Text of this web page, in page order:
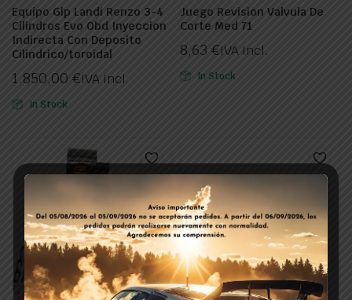
Equipo Glp Landi Renzo 3-4
Cilindros Evo Obd Inyeccion
Indirecta Con Deposito
Cilindrico/toroidal
1.850,00 €IVA Incl.
In Stock
Juego Revision Valvula De
Corte Med 71
8,63 €IVA Incl.
In Stock